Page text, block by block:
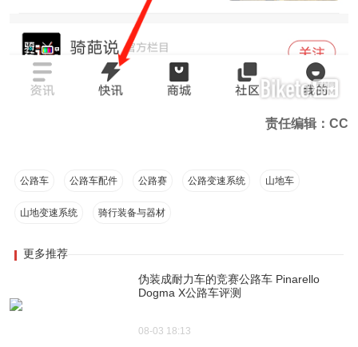
责任编辑：CC
公路车 公路车配件 公路赛 公路变速系统 山地车
山地变速系统 骑行装备与器材
更多推荐
伪装成耐力车的竞赛公路车 Pinarello
Dogma X公路车评测
08-03 18:13